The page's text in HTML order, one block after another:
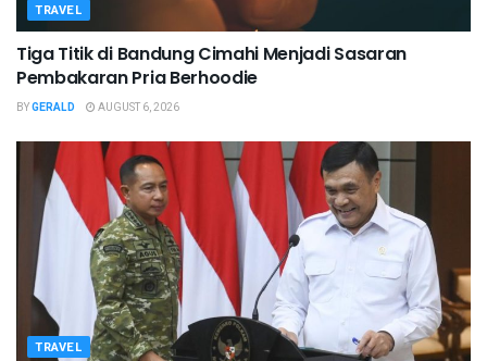
TRAVEL
Tiga Titik di Bandung Cimahi Menjadi Sasaran
Pembakaran Pria Berhoodie
BYGERALD AUGUST 6, 2026
TRAVEL